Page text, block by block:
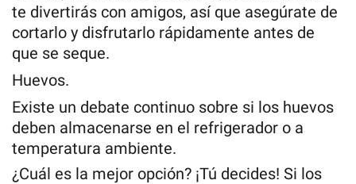
te divertirás con amigos, así que asegúrate de
cortarlo y disfrutarlo rápidamente antes de
que se seque.
Huevos.
Existe un debate continuo sobre si los huevos
deben almacenarse en el refrigerador o a
temperatura ambiente.
¿Cuál es la mejor opción? ¡Tú decides! Si los